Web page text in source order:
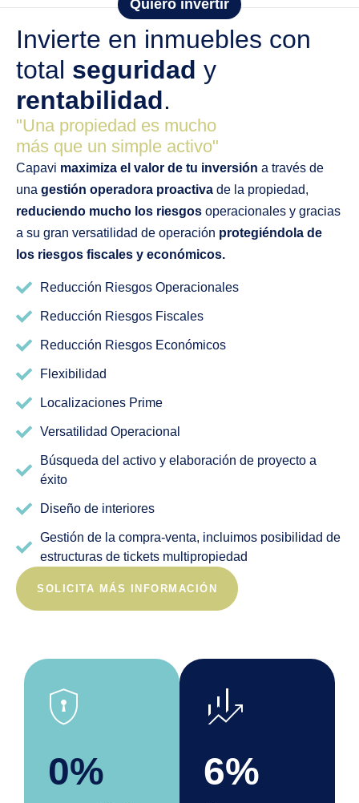
Quiero invertir
Invierte en inmuebles con
total seguridad y
rentabilidad.
"Una propiedad es mucho
más que un simple activo"
Capavi maximiza el valor de tu inversión a través de
una gestión operadora proactiva de la propiedad,
reduciendo mucho los riesgos operacionales y gracias
a su gran versatilidad de operación protegiéndola de
los riesgos fiscales y económicos.
Reducción Riesgos Operacionales
Reducción Riesgos Fiscales
Reducción Riesgos Económicos
Flexibilidad
Localizaciones Prime
Versatilidad Operacional
Búsqueda del activo y elaboración de proyecto a
éxito
Diseño de interiores
Gestión de la compra-venta, incluimos posibilidad de
estructuras de tickets multipropiedad
SOLICITA MÁS INFORMACIÓN
encrypted
0%
finance_mode
6%